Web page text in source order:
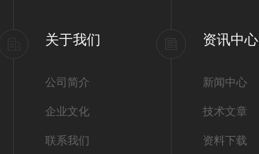
关于我们
公司简介
企业文化
联系我们
资讯中心
新闻中心
技术文章
资料下载